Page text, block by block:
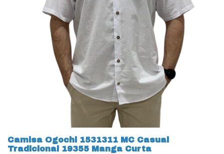
Camisa Ogochi 1531311 MC Casual
Tradicional 19355 Manga Curta